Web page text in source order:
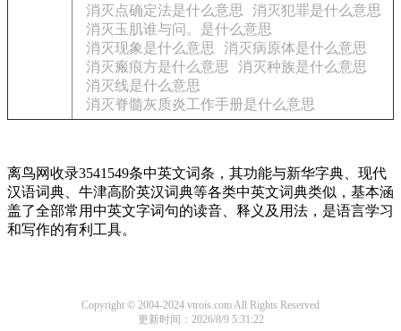
消灭点确定法是什么意思
消灭犯罪是什么意思
消灭玉肌谁与问。是什么意思
消灭现象是什么意思
消灭病原体是什么意思
消灭瘢痕方是什么意思
消灭种族是什么意思
消灭线是什么意思
消灭脊髓灰质炎工作手册是什么意思
离鸟网收录3541549条中英文词条，其功能与新华字典、现代
汉语词典、牛津高阶英汉词典等各类中英文词典类似，基本涵
盖了全部常用中英文字词句的读音、释义及用法，是语言学习
和写作的有利工具。
Copyright © 2004-2024 vtrois.com All Rights Reserved
更新时间：2026/8/9 5:31:22